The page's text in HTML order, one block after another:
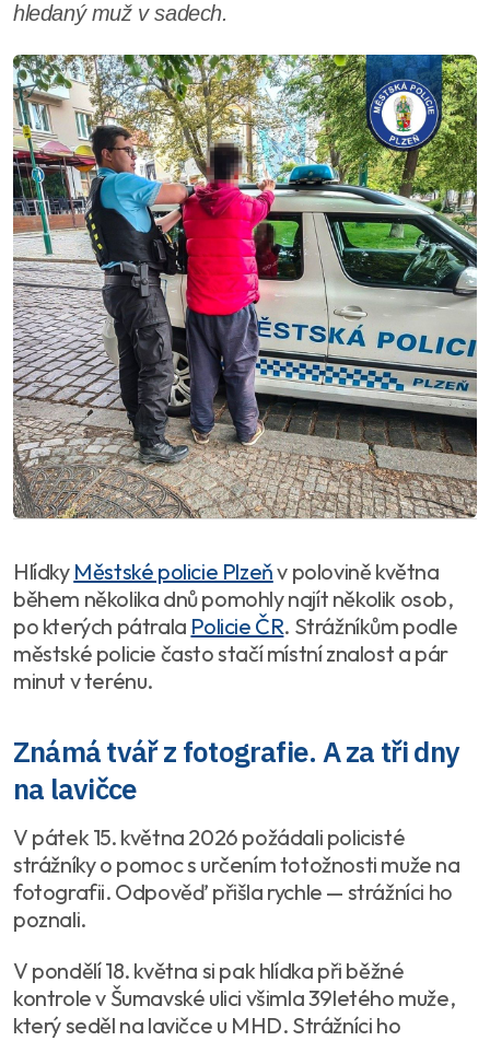
hledaný muž v sadech.
Hlídky Městské policie Plzeňv polovině května
během několika dnů pomohly najít několik osob,
po kterých pátrala Policie ČR. Strážníkům podle
městské policie často stačí místní znalost a pár
minut v terénu.
Známá tvář z fotografie. A za tři dny
na lavičce
V pátek 15. května 2026 požádali policisté
strážníky o pomoc s určením totožnosti muže na
fotografii. Odpověď přišla rychle — strážníci ho
poznali.
V pondělí 18. května si pak hlídka při běžné
kontrole v Šumavské ulici všimla 39letého muže,
který seděl na lavičce u MHD. Strážníci ho